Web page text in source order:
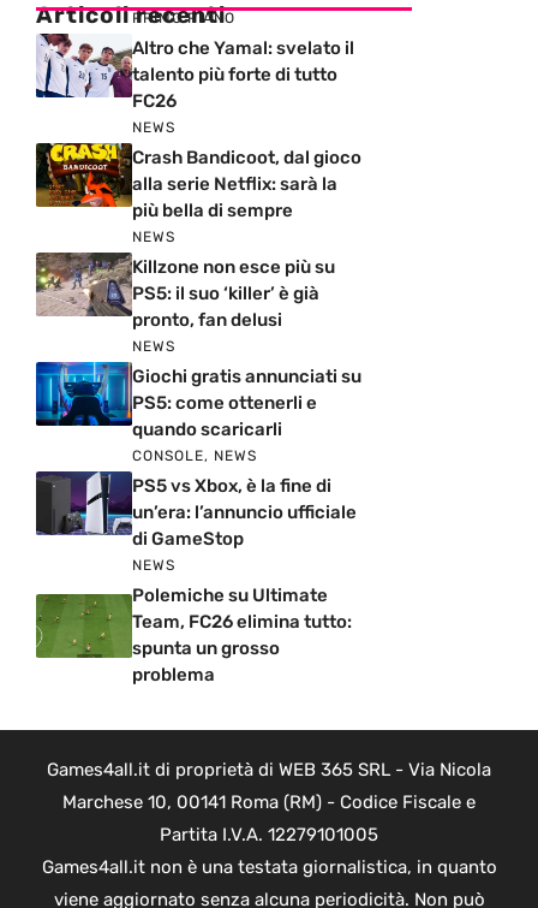
Articoli recenti
PRIMO PIANO
Altro che Yamal: svelato il
talento più forte di tutto
FC26
NEWS
Crash Bandicoot, dal gioco
alla serie Netflix: sarà la
più bella di sempre
NEWS
Killzone non esce più su
PS5: il suo ‘killer’ è già
pronto, fan delusi
NEWS
Giochi gratis annunciati su
PS5: come ottenerli e
quando scaricarli
CONSOLE, NEWS
PS5 vs Xbox, è la fine di
un’era: l’annuncio ufficiale
di GameStop
NEWS
Polemiche su Ultimate
Team, FC26 elimina tutto:
spunta un grosso
problema
Games4all.it di proprietà di WEB 365 SRL - Via Nicola
Marchese 10, 00141 Roma (RM) - Codice Fiscale e
Partita I.V.A. 12279101005
Games4all.it non è una testata giornalistica, in quanto
viene aggiornato senza alcuna periodicità. Non può